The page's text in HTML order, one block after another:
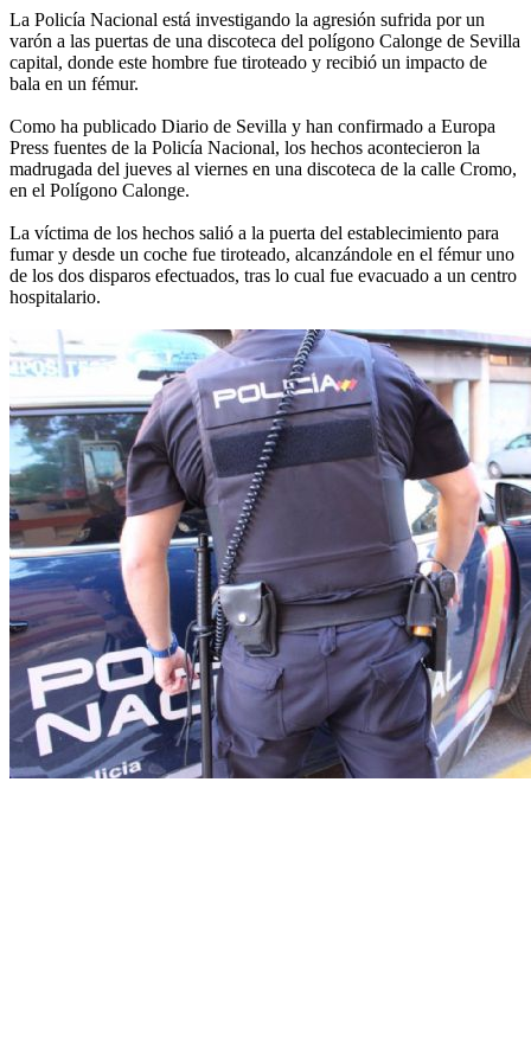
La Policía Nacional está investigando la agresión sufrida por un
varón a las puertas de una discoteca del polígono Calonge de Sevilla
capital, donde este hombre fue tiroteado y recibió un impacto de
bala en un fémur.
Como ha publicado Diario de Sevilla y han confirmado a Europa
Press fuentes de la Policía Nacional, los hechos acontecieron la
madrugada del jueves al viernes en una discoteca de la calle Cromo,
en el Polígono Calonge.
La víctima de los hechos salió a la puerta del establecimiento para
fumar y desde un coche fue tiroteado, alcanzándole en el fémur uno
de los dos disparos efectuados, tras lo cual fue evacuado a un centro
hospitalario.